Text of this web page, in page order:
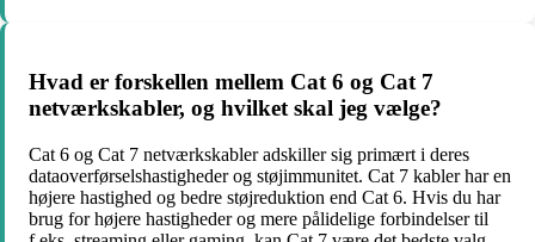
Hvad er forskellen mellem Cat 6 og Cat 7
netværkskabler, og hvilket skal jeg vælge?
Cat 6 og Cat 7 netværkskabler adskiller sig primært i deres
dataoverførselshastigheder og støjimmunitet. Cat 7 kabler har en
højere hastighed og bedre støjreduktion end Cat 6. Hvis du har
brug for højere hastigheder og mere pålidelige forbindelser til